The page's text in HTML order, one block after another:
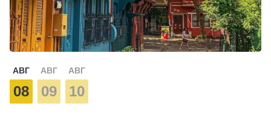
АВГ
08
АВГ
09
АВГ
10